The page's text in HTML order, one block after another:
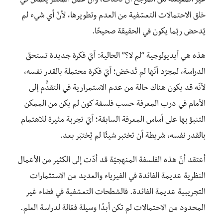
خلق الاحتمالات التعسّفية من العدم وتطويرها، لأنّ أي شيء لم
يُدحض ربّما يكون في الحقيقة صحيحًا.
هذه هي أيديولوجية “لم لا؟” الحالية: أيّ فكرة جديدة تستحقّ
الدراسة، لمجرّد أنّها لم تُدحَض؛ أيّ فكرة محتملة بالقدر نفسه،
لأنّه قد يكون هناك حالة من عدم الاستمرارية في التقدُّم إلى
الأمام في درب المعرفة حسب فلسفة كون لم يكن من الممكن
التنبؤ بها على أساس المعرفة السابقة؛ أيّ تجربة مثيرة للاهتمام
بالقدر نفسه، شريطة أن تختبر شيئًا لم يُختبَر بعد.
أعتقد أنّ هذه الفلسفة المنهجيّة قد أدّت إلى الكثير من الأعمال
النظرية عديمة الفائدة في الفيزياء والعديد من الاستثمارات
التجريبية عديمة الفائدة. فالشطحات التعسّفية في فضاء غير
المحدود من الاحتمالات لم تكن أبدًا وسيلة فعّالة لدراسة العلم.